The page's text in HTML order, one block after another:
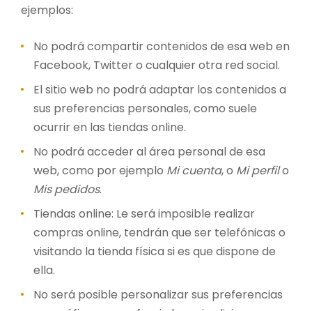
ejemplos:
No podrá compartir contenidos de esa web en
Facebook, Twitter o cualquier otra red social.
El sitio web no podrá adaptar los contenidos a
sus preferencias personales, como suele
ocurrir en las tiendas online.
No podrá acceder al área personal de esa
web, como por ejemplo Mi cuenta, o Mi perfilo
Mis pedidos.
Tiendas online: Le será imposible realizar
compras online, tendrán que ser telefónicas o
visitando la tienda física si es que dispone de
ella.
No será posible personalizar sus preferencias